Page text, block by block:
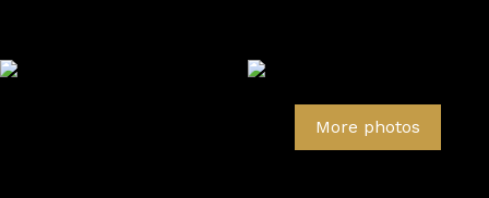
More photos